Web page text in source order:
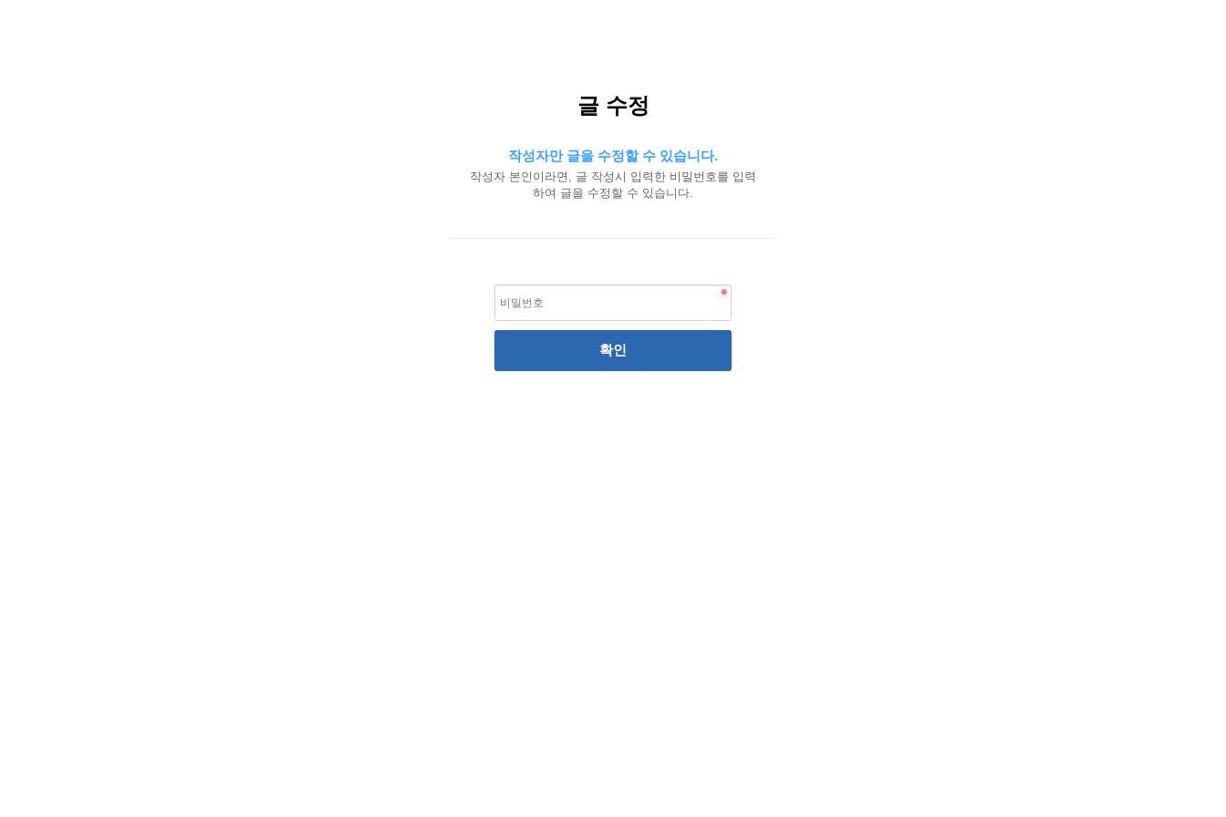
글 수정
작성자만 글을 수정할 수 있습니다.
작성자 본인이라면, 글 작성시 입력한 비밀번호를 입력
하여 글을 수정할 수 있습니다.